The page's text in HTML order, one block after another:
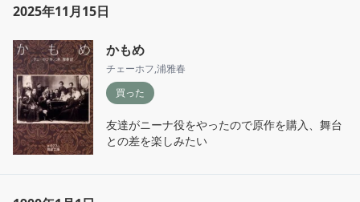
2025年11月15日
かもめ
チェーホフ,浦雅春
買った
友達がニーナ役をやったので原作を購入、舞台
との差を楽しみたい